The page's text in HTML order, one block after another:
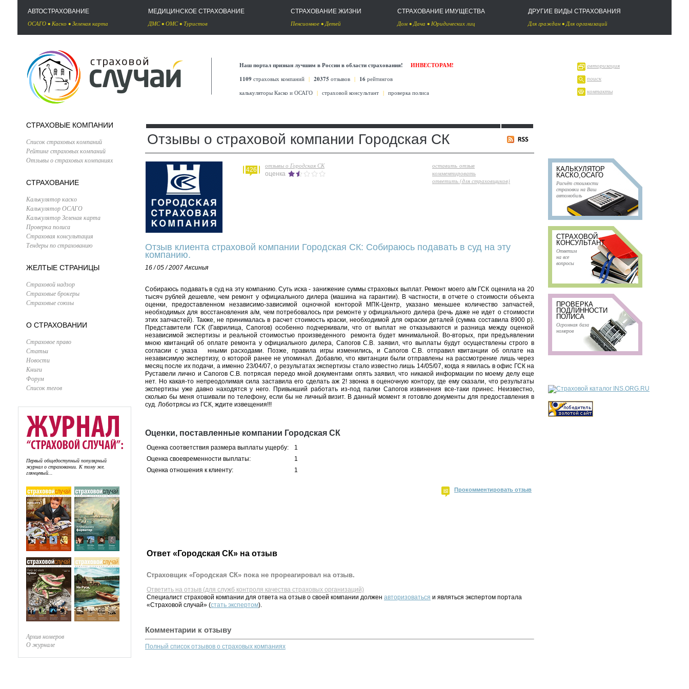
АВТОСТРАХОВАНИЕ
ОСАГО • Каско • Зеленая карта
МЕДИЦИНСКОЕ СТРАХОВАНИЕ
ДМС• ОМС• Туристов
СТРАХОВАНИЕ ЖИЗНИ
Пенсионное •Детей
СТРАХОВАНИЕ ИМУЩЕСТВА
Дом •Дача • Юридических лиц
ДРУГИЕ ВИДЫ СТРАХОВАНИЯ
Для граждан •Для организаций
Наш портал признан лучшим в России в области страхования!
ИНВЕСТОРАМ!
1109 страховых компаний | 20375 отзывов | 16 рейтингов
калькуляторы Каско и ОСАГО | страховой консультант | проверка полиса
авторизация
поиск
контакты
СТРАХОВЫЕ КОМПАНИИ
Список страховых компаний
Рейтинг страховых компаний
Отзывы о страховых компаниях
СТРАХОВАНИЕ
Калькулятор каско
Калькулятор ОСАГО
Калькулятор Зеленая карта
Проверка полиса
Страховая консультация
Тендеры по страхованию
ЖЕЛТЫЕ СТРАНИЦЫ
Страховой надзор
Страховые брокеры
Страховые союзы
О СТРАХОВАНИИ
Страховое право
Статьи
Новости
Книги
Форум
Список тегов
Первый общедоступный популярный
журнал о страховании. К тому же,
глянцевый...
Архив номеров
О журнале
Отзывы о страховой компании Городская СК
426
отзывы о Городская СК
оценка
оставить отзыв
комментировать
ответить (для страховщиков)
Отзыв клиента страховой компании Городская СК: Собираюсь подавать в суд на эту
компанию.
16 / 05 / 2007Аксинья
Собираюсь подавать в суд на эту компанию. Суть иска - занижение суммы страховых выплат. Ремонт моего а/м ГСК оценила на 20
тысяч рублей дешевле, чем ремонт у официального дилера (машина на гарантии). В частности, в отчете о стоимости объекта
оценки, предоставленном независимо-зависимой оцночной конторой МПК-Центр, указано меньшее количество запчастей,
необходимых для восстановления а/м, чем потребовалось при ремонте у официального дилера (речь даже не идет о стоимости
этих запчастей). Также, не принималась в расчет стоимость краски, необходимой для окраски деталей (сумма составила 8900 р).
Представители ГСК (Гаврилица, Сапогов) особенно подчеркивали, что от выплат не отказываются и разница между оценкой
независимой экспертизы и реальной стоимостью произведенного ремонта будет минимальной. Во-вторых, при предъявлении
мною квитанций об оплате ремонта у официального дилера, Сапогов С.В. заявил, что выплаты будут осуществлены строго в
согласии с указа нными расходами. Позже, правила игры изменились, и Сапогов С.В. отправил квитанции об оплате на
независимую экспертизу, о которой ранее не упоминал. Добавлю, что квитанции были отправлены на рассмотрение лишь через
месяц после их подачи, а именно 23/04/07, о результатах экспертизы стало известно лишь 14/05/07, когда я явилась в офис ГСК на
Руставели лично и Сапогов С.В. потрясая передо мной документами опять заявил, что никакой информации по моему делу еще
нет. Но какая-то непреодолимая сила заставила его сделать аж 2! звонка в оценочную контору, где ему сказали, что результаты
экспертизы уже давно находятся у него. Привыкший работать из-под палки Сапогов извинения все-таки принес. Неизвестно,
сколько бы меня отшивали по телефону, если бы не личный визит. В данный момент я готовлю документы для предоставления в
суд. Лоботрясы из ГСК, ждите извещения!!!
Оценки, поставленные компании Городская СК
Оценка соответствия размера выплаты ущербу:
1
Оценка своевременности выплаты:
1
Оценка отношения к клиенту:
1
Прокомментировать отзыв
Ответ «Городская СК» на отзыв
Страховщик «Городская СК» пока не прореагировал на отзыв.
Ответить на отзыв (для служб контроля качества страховых организаций)
Специалист страховой компании для ответа на отзыв о своей компании должен авторизоваться и являться экспертом портала
«Страховой случай» (стать экспертом).
Комментарии к отзыву
Полный список отзывов о страховых компаниях
КАЛЬКУЛЯТОР
КАСКО,ОСАГО
Расчёт стоимости
страховки на Ваш
автомобиль
СТРАХОВОЙ
КОНСУЛЬТАНТ
Ответим
на все
вопросы
ПРОВЕРКА
ПОДЛИННОСТИ
ПОЛИСА
Огромная база
номеров